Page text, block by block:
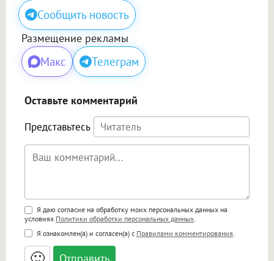
Сообщить новость
Размещение рекламы
Макс Телеграм
Оставьте комментарий
Представьтесь
Поддержка HTML
<b>, <strong>, <u>, <i>, <em>, <s>, <big>,
<small>, <sup>, <sub>, <pre>, <ul>, <ol>, <li>,
<blockquote>, <code> экранирует HTML,
Я даю согласие на обработку моих персональных данных на
условиях Политики обработки персональных данных
Я ознакомлен(а) и согласен(а) с Правилами комментирования